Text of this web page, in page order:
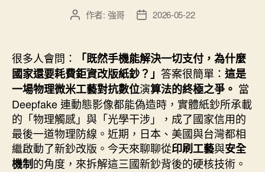
文
者
作者: 強哥
文
佈
日
期
2026-05-22
很多人會問：
「既然手機能解決一切支付，為什麼
國家還要耗費鉅資改版紙鈔？」 答案很簡單： 這是
一場物理微米工藝對抗數位演算法的終極之爭。 當
Deepfake 連動態影像都能偽造時，實體紙鈔所承載
的「物理觸感」與「光學干涉」，成了國家信用的
最後一道物理防線。近期，日本、美國與台灣都相
繼啟動了新鈔改版。今天來聊聊從印刷工藝與安全
機制的角度，來拆解這三國新鈔背後的硬核技術。